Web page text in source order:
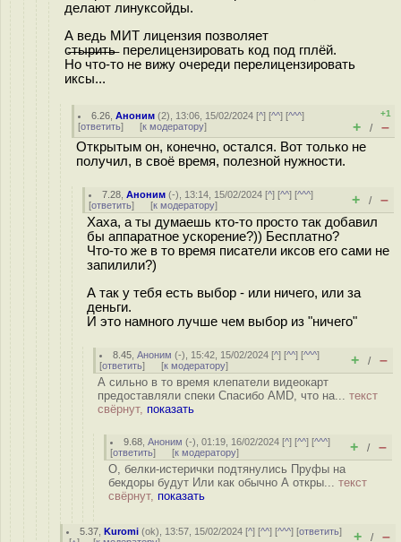
делают линуксойды.
А ведь МИТ лицензия позволяет
с̶т̶ы̶р̶и̶т̶ь̶ перелицензировать код под гплёй.
Но что-то не вижу очереди перелицензировать
иксы...
6.26 ,Аноним (2), 13:06, 15/02/2024 [^] [^^] [^^^]
[ответить] [к модератору]
+1
+ / –
Открытым он, конечно, остался. Вот только не
получил, в своё время, полезной нужности.
7.28 ,Аноним (-), 13:14, 15/02/2024 [^] [^^] [^^^]
[ответить] [к модератору] + / –
Хаха, а ты думаешь кто-то просто так добавил
бы аппаратное ускорение?)) Бесплатно?
Что-то же в то время писатели иксов его сами не
запилили?)
А так у тебя есть выбор - или ничего, или за
деньги.
И это намного лучше чем выбор из "ничего"
8.45 ,Аноним (-), 15:42, 15/02/2024 [^] [^^] [^^^]
[ответить] [к модератору] + / –
А сильно в то время клепатели видеокарт
предоставляли спеки Спасибо AMD, что на... текст
свёрнут, показать
9.68 ,Аноним (-), 01:19, 16/02/2024 [^] [^^] [^^^]
[ответить] [к модератору] + / –
О, белки-истерички подтянулись Пруфы на
бекдоры будут Или как обычно А откры... текст
свёрнут, показать
5.37 ,Kuromi (ok), 13:57, 15/02/2024 [^] [^^] [^^^] [ответить]
+ / –